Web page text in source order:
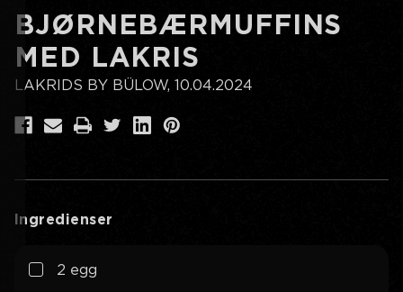
BJØRNEBÆRMUFFINS
MED LAKRIS
LAKRIDS BY BÜLOW, 10.04.2024
Ingredienser
2 egg